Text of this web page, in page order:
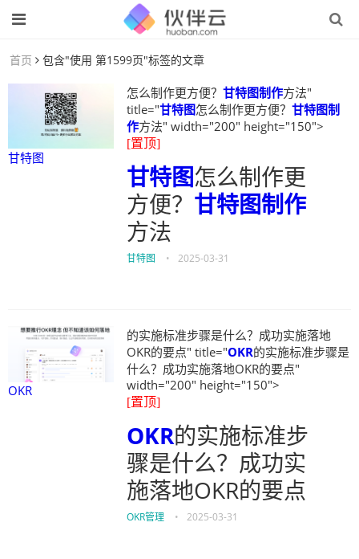
首页 包含"使用 第1599页"标签的文章
甘特图
怎么制作更方便？ 甘特图制作方法"
title="甘特图怎么制作更方便？ 甘特图制
作方法" width="200" height="150">
[置顶]
甘特图怎么制作更
方便？ 甘特图制作
方法
甘特图 • 2025-03-31
OKR
的实施标准步骤是什么？成功实施落地
OKR的要点" title="OKR的实施标准步骤是
什么？成功实施落地OKR的要点"
width="200" height="150">
[置顶]
OKR的实施标准步
骤是什么？成功实
施落地OKR的要点
OKR管理 • 2025-03-31